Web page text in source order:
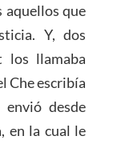
que
Y, dos
los llamaba
Che escribía
desde
en la cual le